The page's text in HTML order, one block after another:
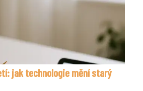
jak technologie mění starý